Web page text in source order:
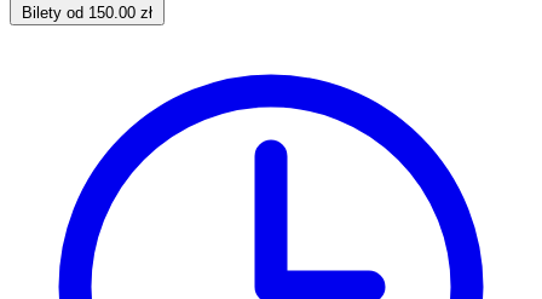
Bilety od 150.00 zł